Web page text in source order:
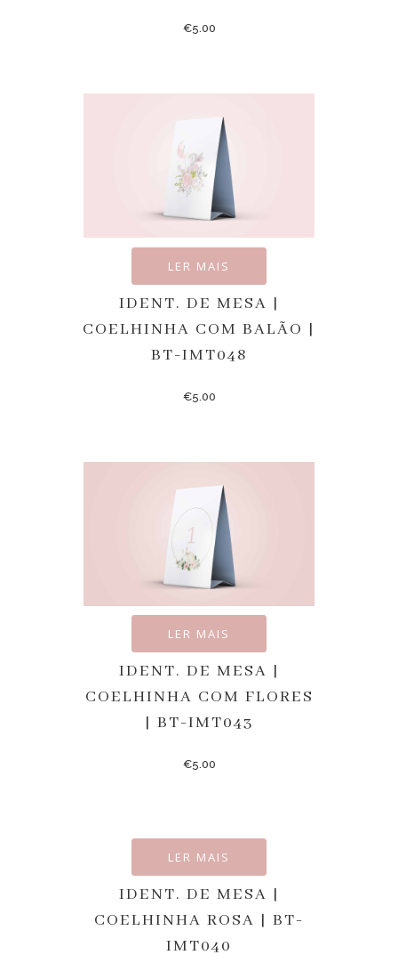
€5.00
LER MAIS
IDENT. DE MESA |
COELHINHA COM BALÃO |
BT-IMT048
€5.00
LER MAIS
IDENT. DE MESA |
COELHINHA COM FLORES
| BT-IMT043
€5.00
LER MAIS
IDENT. DE MESA |
COELHINHA ROSA | BT-
IMT040